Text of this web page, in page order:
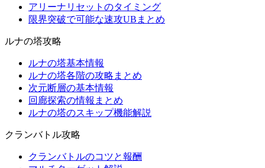
アリーナリセットのタイミング
限界突破で可能な速攻UBまとめ
ルナの塔攻略
ルナの塔基本情報
ルナの塔各階の攻略まとめ
次元断層の基本情報
回廊探索の情報まとめ
ルナの塔のスキップ機能解説
クランバトル攻略
クランバトルのコツと報酬